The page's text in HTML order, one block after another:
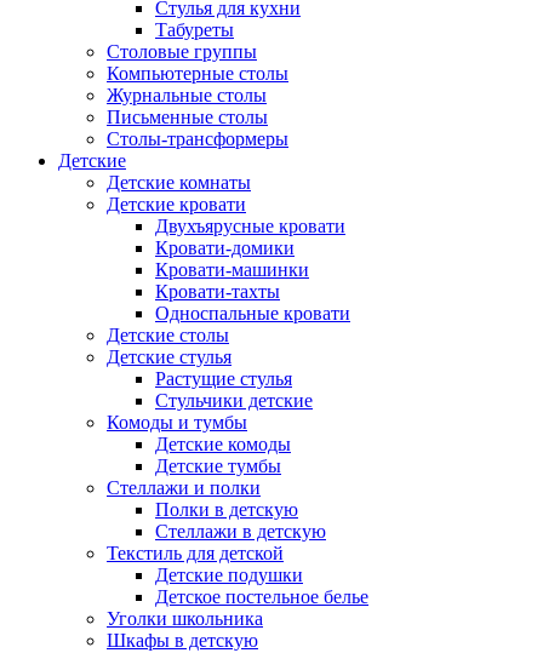
Стулья для кухни
Табуреты
Столовые группы
Компьютерные столы
Журнальные столы
Письменные столы
Столы-трансформеры
Детские
Детские комнаты
Детские кровати
Двухъярусные кровати
Кровати-домики
Кровати-машинки
Кровати-тахты
Односпальные кровати
Детские столы
Детские стулья
Растущие стулья
Стульчики детские
Комоды и тумбы
Детские комоды
Детские тумбы
Стеллажи и полки
Полки в детскую
Стеллажи в детскую
Текстиль для детской
Детские подушки
Детское постельное белье
Уголки школьника
Шкафы в детскую